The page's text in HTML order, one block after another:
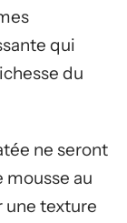
qui
du
ne seront
mousse au
une texture